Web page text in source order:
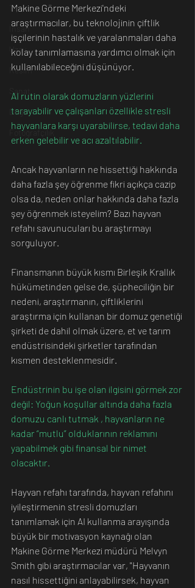
Tıp
İnsan
Uzay
Resim
Sanat
Doğa
Fotoğrafçılık
Makine Görme Merkezi'ndeki
araştırmacılar, bu teknolojinin çiftlik
işçilerinin hastalık ve yaralanmaları daha
kolay tanımlamasına yardımcı olmak için
kullanılabileceğini düşünüyor.
AI rutin olarak domuzların yüzlerini
tarayabilir ve çalışanları özellikle stresli
hayvanlara karşı uyarabilirse, tedavi daha
erken gelebilir ve acı azaltılabilir.
Ancak hayvanların ne hissettiği hakkında
daha fazla şey öğrenme fikri açıkça cazip
olsa da, neden onlar hakkında daha fazla
şey öğrenmek isteyelim? Bazı hayvan
refahı savunucuları bu araştırmayı
sorguluyor.
Finansmanın büyük kısmı Birleşik Krallık
hükümetinden gelse de, şüpheciliğin bir
nedeni, araştırmanın, çiftliklerini
araştırma için kullanan bir domuz genetiği
şirketi de dahil olmak üzere, et ve tarım
endüstrisindeki şirketler tarafından
kısmen desteklenmesidir.
Endüstrinin bu işe olan ilgisini görmek zor
değil: Yoğun koşullar altında daha fazla
domuzu canlı tutmak , hayvanların ne
kadar “mutlu” olduklarının reklamını
yapabilmek gibi finansal bir nimet
olacaktır.
Hayvan refahı tarafında, hayvan refahını
iyileştirmenin stresli domuzları
tanımlamak için AI kullanma arayışında
büyük bir motivasyon kaynağı olan
Makine Görme Merkezi müdürü Melvyn
Smith gibi araştırmacılar var, "Hayvanın
nasıl hissettiğini anlayabilirsek, hayvan